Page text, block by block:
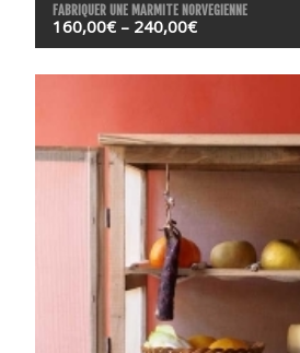
FABRIQUER UNE MARMITE NORVEGIENNE
160,00€– 240,00€